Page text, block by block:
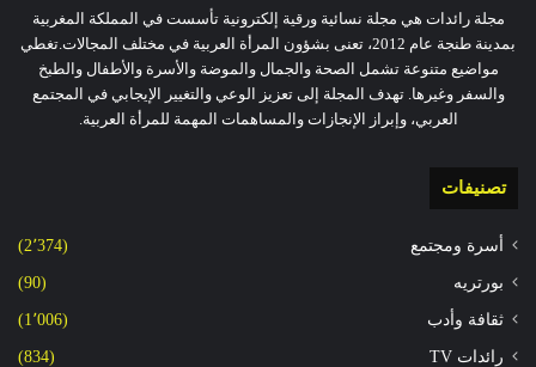
مجلة رائدات هي مجلة نسائية ورقية إلكترونية تأسست في المملكة المغربية
بمدينة طنجة عام 2012، تعنى بشؤون المرأة العربية في مختلف المجالات.تغطي
مواضيع متنوعة تشمل الصحة والجمال والموضة والأسرة والأطفال والطبخ
والسفر وغيرها. تهدف المجلة إلى تعزيز الوعي والتغيير الإيجابي في المجتمع
العربي، وإبراز الإنجازات والمساهمات المهمة للمرأة العربية.
تصنيفات
أسرة ومجتمع (2٬374)
بورتريه (90)
ثقافة وأدب (1٬006)
رائدات TV (834)